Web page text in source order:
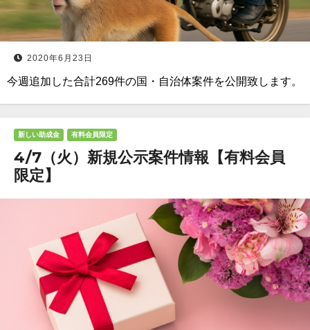
2020年6月23日
今週追加した合計269件の国・自治体案件を公開致します。
新しい助成金 有料会員限定
4/7（火）新規公示案件情報【有料会員
限定】